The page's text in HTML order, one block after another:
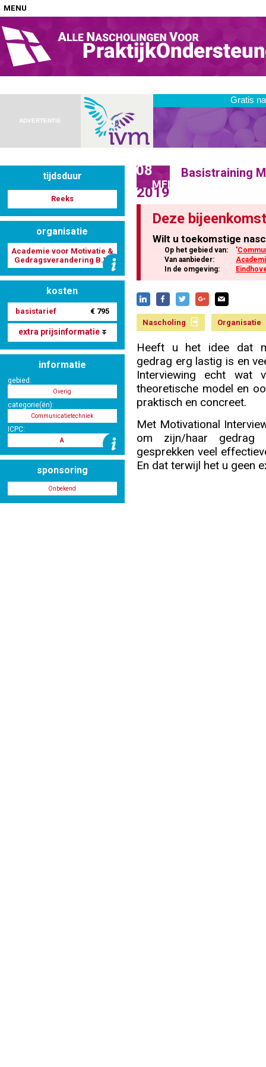
MENU
Home
Nascholingen op locatie (agenda)
Nascholingen online (elearning)
Nascholingen op aanvraag (in-company)
Nascholing aanmelden
Zoek op kaart
Inloggen
ADVERTENTIE
tijdsduur
Reeks
organisatie
Academie voor Motivatie &
Gedragsverandering B.V.
kosten
basistarief € 795
extra prijsinformatie
informatie
gebied:
Overig
categorie(ën):
Communicatietechniek
ICPC:
A
sponsoring
Onbekend
08
MEI
2019
Basistraining
Deze
Wilt u toekomstige
Op het gebied van: '
Van aanbieder:
In de omgeving:
Nascholing Organisatie
Heeft u het idee dat
gedrag erg lastig is en
Interviewing echt wat
theoretische model en
praktisch en concreet.
Met Motivational
om zijn/haar gedrag
gesprekken veel
En dat terwijl het u geen